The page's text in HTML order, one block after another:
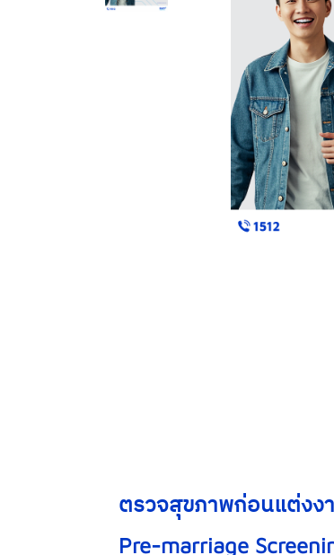
ตรวจสุขภาพก่อนแต่งง
Pre-marriage